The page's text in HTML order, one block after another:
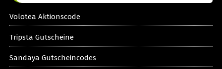
Volotea Aktionscode
Tripsta Gutscheine
Sandaya Gutscheincodes